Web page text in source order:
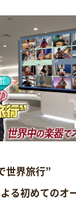
世界旅行”
る初めてのオ